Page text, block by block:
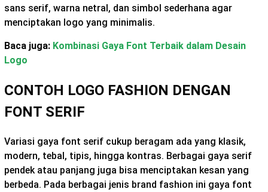
sans serif, warna netral, dan simbol sederhana agar
menciptakan logo yang minimalis.
Baca juga: Kombinasi Gaya Font Terbaik dalam Desain
Logo
CONTOH LOGO FASHION DENGAN
FONT SERIF
Variasi gaya font serif cukup beragam ada yang klasik,
modern, tebal, tipis, hingga kontras. Berbagai gaya serif
pendek atau panjang juga bisa menciptakan kesan yang
berbeda. Pada berbagai jenis brand fashion ini gaya font